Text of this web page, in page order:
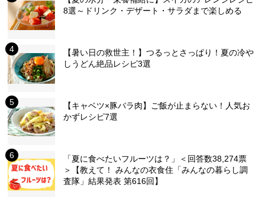
8選～ドリンク・デザート・サラダまで楽しめる
【暑い日の救世主！】つるっとさっぱり！夏の冷や
しうどん絶品レシピ3選
【キャベツ×豚バラ肉】ご飯が止まらない！人気お
かずレシピ7選
「夏に食べたいフルーツは？」＜回答数38,274票
＞【教えて！ みんなの衣食住「みんなの暮らし調
査隊」結果発表 第616回】